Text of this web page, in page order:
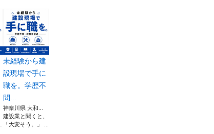
未経験から建
設現場で手に
職を。学歴不
問...
神奈川県 大和...
建設業と聞くと、
「大変そう。」 ...